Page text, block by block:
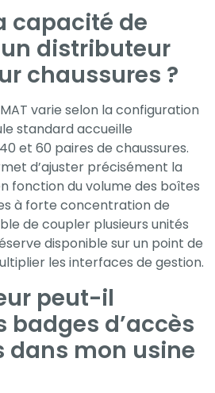
capacité de
distributeur
chaussures ?
varie selon la configuration
standard accueille
et 60 paires de chaussures.
d’ajuster précisément la
fonction du volume des boîtes
à forte concentration de
de coupler plusieurs unités
disponible sur un point de
les interfaces de gestion.
peut-il
badges d’accès
dans mon usine